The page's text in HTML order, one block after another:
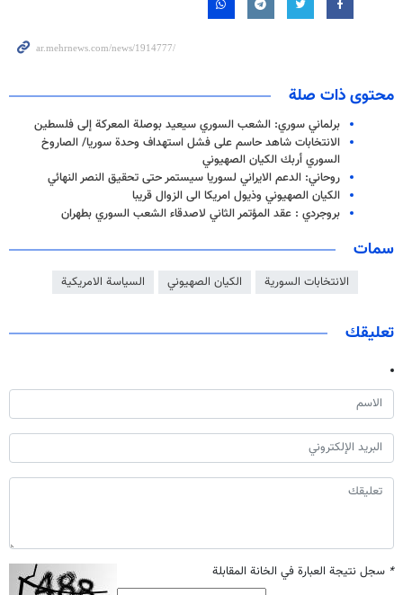
محتوى ذات صلة
برلماني سوري: الشعب السوري سيعيد بوصلة المعركة إلى فلسطين
الانتخابات شاهد حاسم على فشل استهداف وحدة سوريا/ الصاروخ
السوري أربك الكيان الصهيوني
روحاني: الدعم الايراني لسوريا سيستمر حتى تحقيق النصر النهائي
الكيان الصهيوني وذيول امريكا الى الزوال قريبا
بروجردي : عقد المؤتمر الثاني لاصدقاء الشعب السوري بطهران
سمات
الانتخابات السورية الكيان الصهيوني السياسة الامريكية
تعليقك
* سجل نتيجة العبارة في الخانة المقابلة